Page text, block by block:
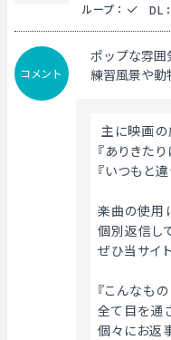
ループ ： DL ：
コメント
ポップな雰囲
練習風景や動
主に映画の
『ありきた
『いつもと
楽曲の使用
個別返信し
ぜひ当サイ
『こんなも
全て目を通
個々にお返